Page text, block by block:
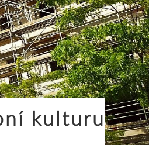
kulturu